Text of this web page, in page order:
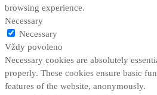
browsing experience.
Necessary
Necessary
Vždy povoleno
Necessary cookies are absolutely
properly. These cookies ensure basic
features of the website, anonymously.